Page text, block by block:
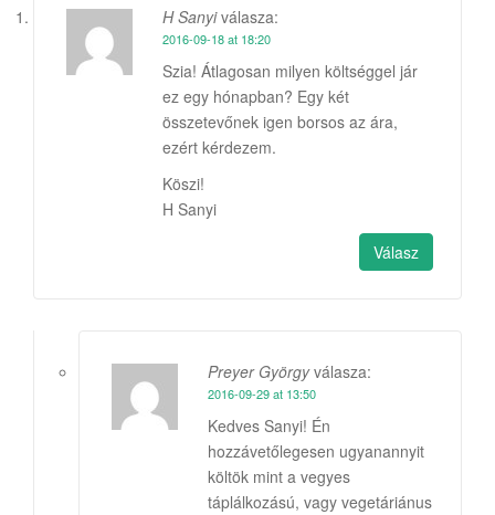
H Sanyi válasza:
2016-09-18 at 18:20
Szia! Átlagosan milyen költséggel jár
ez egy hónapban? Egy két
összetevőnek igen borsos az ára,
ezért kérdezem.
Köszi!
H Sanyi
Válasz
Preyer György válasza:
2016-09-29 at 13:50
Kedves Sanyi! Én
hozzávetőlegesen ugyanannyit
költök mint a vegyes
táplálkozású, vagy vegetáriánus